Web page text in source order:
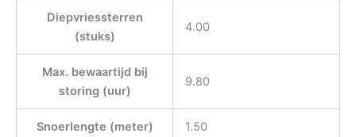
Diepvriessterren
(stuks)
4.00
Max. bewaartijd bij
storing (uur)
9.80
Snoerlengte (meter) 1.50